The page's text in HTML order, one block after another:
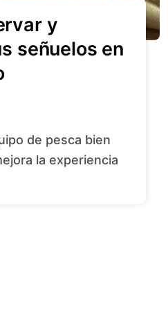
y
señuelos en
la experiencia